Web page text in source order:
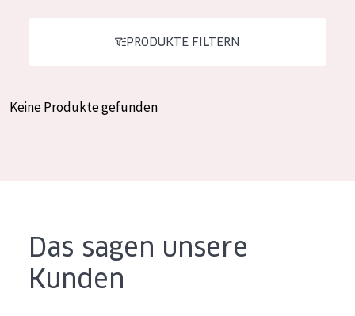
Nachtcreme
Augencreme
Spanish
PRODUKTE FILTERN
Keine Produkte gefunden
Das sagen unsere
Kunden